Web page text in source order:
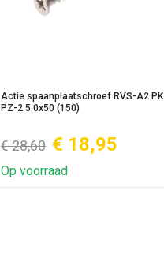
Actie spaanplaatschroef RVS-A2 PK
PZ-2 5.0x50 (150)
€ 28,60 € 18,95
Op voorraad